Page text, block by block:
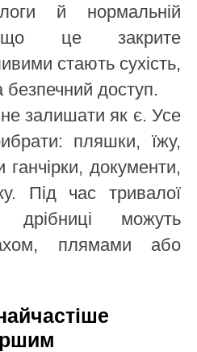
й нормальній
це закрите
стають сухість,
безпечний доступ.
залишати як є. Усе
пляшки, їжу,
ганчірки, документи,
Під час тривалої
дрібниці можуть
плямами або